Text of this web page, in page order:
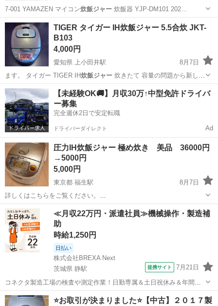
7-001 YAMAZEN マイコン炊飯ジャー炊飯器 YJP-DM101 202…
千葉 船橋市 キッチン家電 炊飯ジャー
TIGER タイガー IH炊飯ジャー 5.5合炊 JKT-
B103
4,000円
愛知県 上小田井駅
8月7日
ます。 タイガー TIGER IH炊飯ジャー炊きたて 容量の問題から新しい
炊…
愛知 名古屋市 上小田井駅 キッチン家電
【未経験OK🚚】月収30万↑中型免許ドライバ
ー募集
完全週休2日で安定転職
ドライバーダイレクト Ad
圧力IH炊飯ジャー 極め炊き 美品 36000円
→5000円
5,000円
東京都 福生駅
8月7日
詳しくはこちらをご覧ください。
https://www.zojirushi.co.jp/syohin/ricecooker/nprl/
東京 福生市 福生駅 キッチン家電 炊飯ジャー
≪月収22万円・派遣社員≫機械操作・製造補
助
時給1,250円
日払い
株式会社BREXA Next
茨城県 静駅
提携サイト 7月21日
コネクタ製造工場の検査や測定作業！日勤専属＆土日祝休み＆年間休
日128日★クリーンルーム内作業★マイカー通勤OK＆無料駐車場あり
★就業先食堂利用可！日払い制度あり！《茨城県常陸大宮市》 人気の
茨城 常陸大宮市 静駅 その他
⭐️お取引が決まりました⭐️【中古】２０１７製